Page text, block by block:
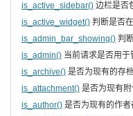
is_active_sidebar() 边栏是否
is_active_widget() 判断是否
is_admin_bar_showing() 判
is_admin() 当前请求是否用于
is_archive() 是否为现有的存
is_attachment() 是否为现有附
is_author() 是否为现有的作者